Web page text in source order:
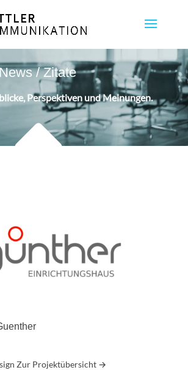
/ Zitate
Perspektiven und Meinungen.
Zur Projektübersicht →